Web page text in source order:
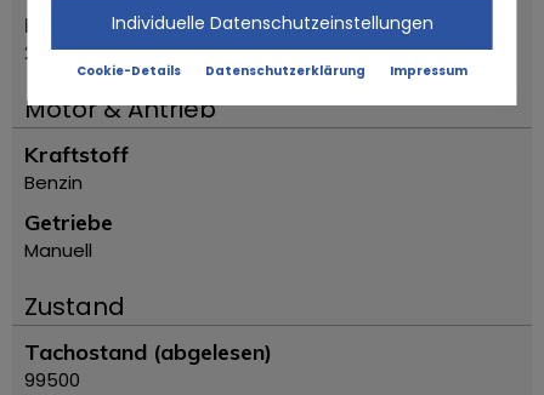
Hubraum
2959
Motor & Antrieb
Kraftstoff
Benzin
Getriebe
Manuell
Zustand
Tachostand (abgelesen)
99500
Individuelle Datenschutzeinstellungen
Cookie-Details Datenschutzerklärung Impressum